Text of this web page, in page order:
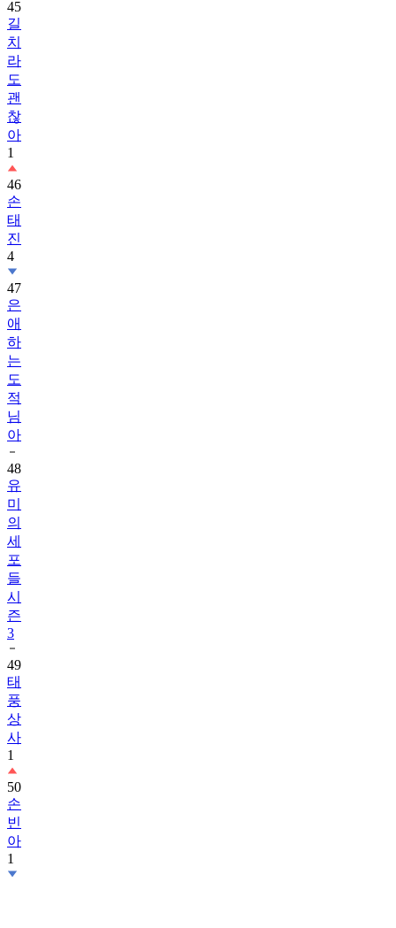
45
길
치
라
도
괜
찮
아
1
46
손
태
진
4
47
은
애
하
는
도
적
님
아
48
유
미
의
세
포
들
시
즌
3
49
태
풍
상
사
1
50
손
빈
아
1